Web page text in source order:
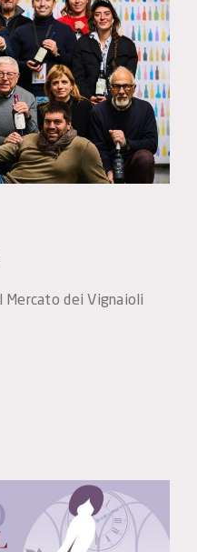
Mercato dei Vignaioli